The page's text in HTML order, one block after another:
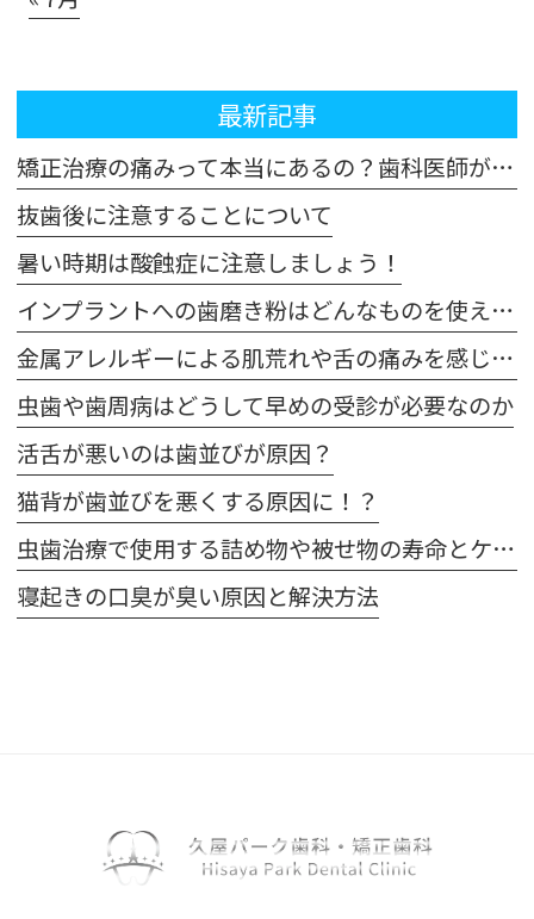
最新記事
矯正治療の痛みって本当にあるの？歯科医師が解説！体験談も交えてご紹介します
抜歯後に注意することについて
暑い時期は酸蝕症に注意しましょう！
インプラントへの歯磨き粉はどんなものを使えばいいの？
金属アレルギーによる肌荒れや舌の痛みを感じた場合は注意が必要です
虫歯や歯周病はどうして早めの受診が必要なのか
活舌が悪いのは歯並びが原因？
猫背が歯並びを悪くする原因に！？
虫歯治療で使用する詰め物や被せ物の寿命とケア方法
寝起きの口臭が臭い原因と解決方法